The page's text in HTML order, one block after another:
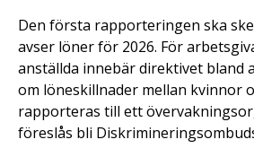
Den första rapporteringen ska
avser löner för 2026. För
anställda innebär direktivet bland
om löneskillnader mellan kvinnor
rapporteras till ett
föreslås bli